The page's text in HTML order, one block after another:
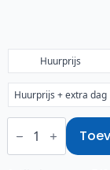
€52,50
Huurprijs
Huurprijs + extra dag
Verkeersbord
Hoera